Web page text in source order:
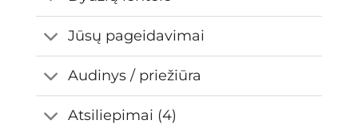
Jūsų pageidavimai
Audinys / priežiūra
Atsiliepimai (4)